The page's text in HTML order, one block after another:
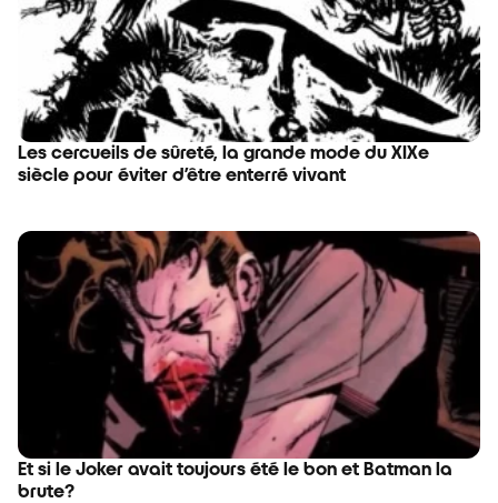
Les cercueils de sûreté, la grande mode du XIXe
siècle pour éviter d’être enterré vivant
Et si le Joker avait toujours été le bon et Batman la
brute?